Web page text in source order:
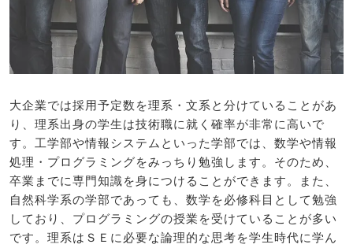
大企業では採用予定数を理系・文系と分けていることがあ
り、理系出身の学生は技術職に就く確率が非常に高いで
す。工学部や情報システムといった学部では、数学や情報
処理・プログラミングをみっちり勉強します。そのため、
卒業までに専門知識を身につけることができます。また、
自然科学系の学部であっても、数学を必修科目として勉強
しており、プログラミングの授業を受けていることが多い
です。理系はＳＥに必要な論理的な思考を学生時代に学ん